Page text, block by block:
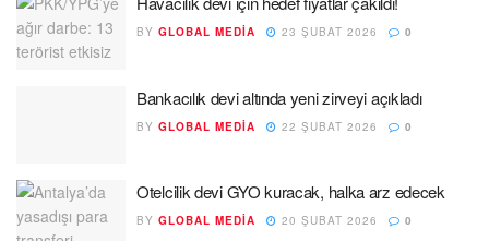
BY GLOBAL MEDIA 23 ŞUBAT 2026 0
Bankacılık devi altında yeni zirveyi açıkladı
BY GLOBAL MEDIA 22 ŞUBAT 2026 0
Otelcilik devi GYO kuracak, halka arz edecek
BY GLOBAL MEDIA 20 ŞUBAT 2026 0